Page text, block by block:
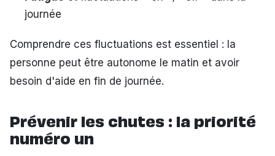
journée
Comprendre ces fluctuations est essentiel : la
personne peut être autonome le matin et avoir
besoin d'aide en fin de journée.
Prévenir les chutes : la priorité
numéro un